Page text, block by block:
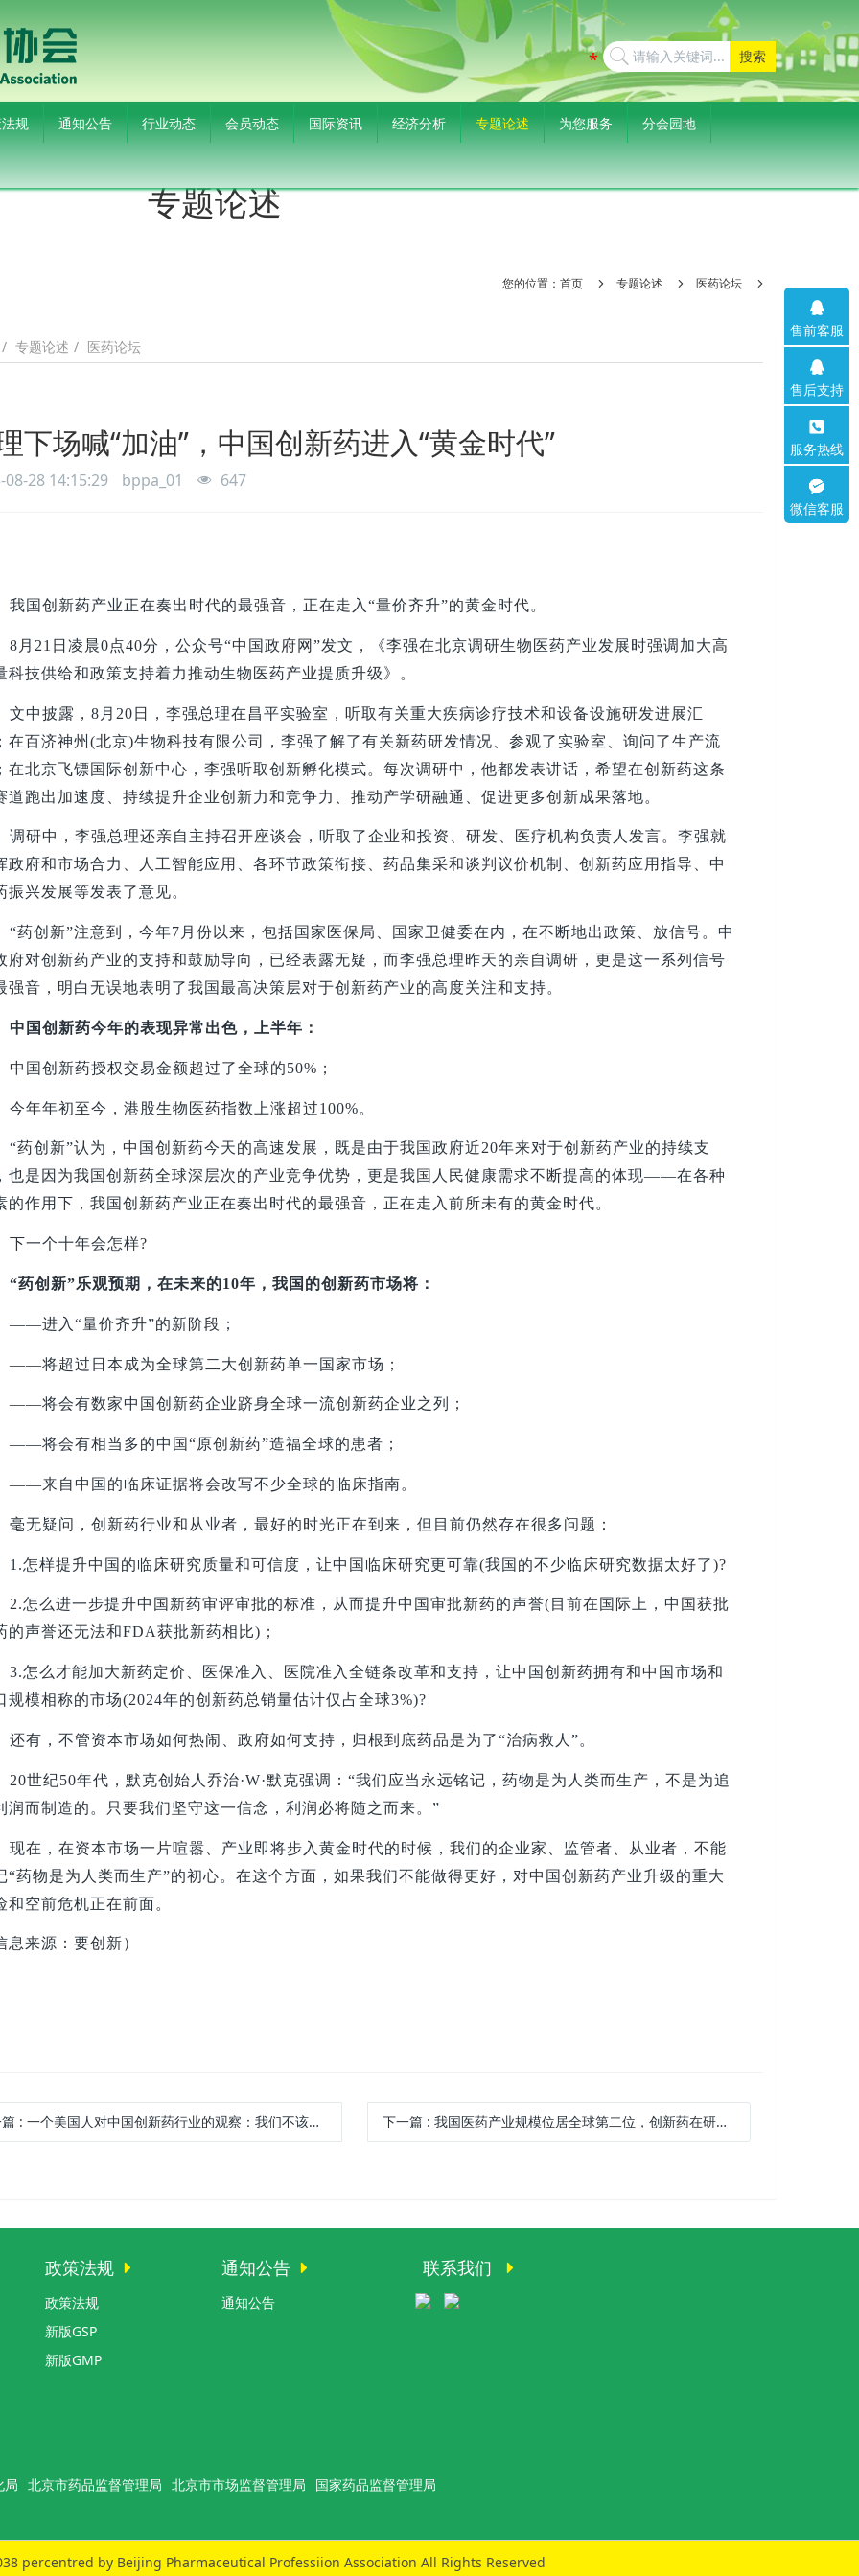
搜索
规 通知公告 行业动态 会员动态 国际资讯 经济分析 专题论述 为您服务 分会园地
专题论述
您的位置： 首页 专题论述 医药论坛
专题论述 医药论坛
下场喊“加油”，中国创新药进入“黄金时代”
08-28 14:15:29 bppa_01 647
我国创新药产业正在奏出时代的最强音，正在走入“量价齐升”的黄金时代。
8 月21日凌晨0点40分，公众号“中国政府网”发文，《李强在北京调研生物医药产业发展时强调加大高
科技供给和政策支持着力推动生物医药产业提质升级》。
文中披露，8月20日，李强总理在昌平实验室，听取有关重大疾病诊疗技术和设备设施研发进展汇
在百济神州(北京)生物科技有限公司，李强了解了有关新药研发情况、参观了实验室、询问了生产流
在北京飞镖国际创新中心，李强听取创新孵化模式。每次调研中，他都发表讲话，希望在创新药这条
道跑出加速度、持续提升企业创新力和竞争力、推动产学研融通、促进更多创新成果落地。
调研中，李强总理还亲自主持召开座谈会，听取了企业和投资、研发、医疗机构负责人发言。李强就
政府和市场合力、人工智能应用、各环节政策衔接、药品集采和谈判议价机制、创新药应用指导、中
振兴发展等发表了意见。
“药创新”注意到，今年7月份以来，包括国家医保局、国家卫健委在内，在不断地出政策、放信号。中
府对创新药产业的支持和鼓励导向，已经表露无疑，而李强总理昨天的亲自调研，更是这一系列信号
强音，明白无误地表明了我国最高决策层对于创新药产业的高度关注和支持。
中国创新药今年的表现异常出色，上半年：
中国创新药授权交易金额超过了全球的50%；
今年年初至今，港股生物医药指数上涨超过100%。
“药创新”认为，中国创新药今天的高速发展，既是由于我国政府近20年来对于创新药产业的持续支
也是因为我国创新药全球深层次的产业竞争优势，更是我国人民健康需求不断提高的体现——在各种
的作用下，我国创新药产业正在奏出时代的最强音，正在走入前所未有的黄金时代。
下一个十年会怎样?
“药创新”乐观预期，在未来的10年，我国的创新药市场将：
——进入“量价齐升”的新阶段；
——将超过日本成为全球第二大创新药单一国家市场；
——将会有数家中国创新药企业跻身全球一流创新药企业之列；
——将会有相当多的中国“原创新药”造福全球的患者；
——来自中国的临床证据将会改写不少全球的临床指南。
毫无疑问，创新药行业和从业者，最好的时光正在到来，但目前仍然存在很多问题：
1.怎样提升中国的临床研究质量和可信度，让中国临床研究更可靠(我国的不少临床研究数据太好了)?
2.怎么进一步提升中国新药审评审批的标准，从而提升中国审批新药的声誉(目前在国际上，中国获批
的声誉还无法和FDA获批新药相比)；
3.怎么才能加大新药定价、医保准入、医院准入全链条改革和支持，让中国创新药拥有和中国市场和
规模相称的市场(2024年的创新药总销量估计仅占全球3%)?
还有，不管资本市场如何热闹、政府如何支持，归根到底药品是为了“治病救人”。
20世纪50年代，默克创始人乔治·W·默克强调：“我们应当永远铭记，药物是为人类而生产，不是为追
润而制造的。只要我们坚守这一信念，利润必将随之而来。”
现在，在资本市场一片喧嚣、产业即将步入黄金时代的时候，我们的企业家、监管者、从业者，不能
“药物是为人类而生产”的初心。在这个方面，如果我们不能做得更好，对中国创新药产业升级的重大
和空前危机正在前面。
息来源：要创新）
: 一个美国人对中国创新药行业的观察：我们不该因为政治而掉队 下一篇 :我国医药产业规模位居全球第二位，创新药在研数目达到全球的30%左右
政策法规
政策法规
新版GSP
新版GMP
通知公告
通知公告
联系我们
局 北京市药品监督管理局 北京市市场监督管理局 国家药品监督管理局
percentred by Beijing Pharmaceutical Professiion Association All Rights Reserved
售前客服
售后支持
服务热线
微信客服